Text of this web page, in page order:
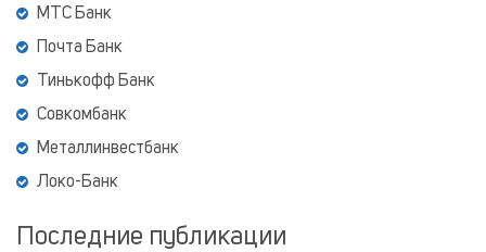
МТС Банк
Почта Банк
Тинькофф Банк
Совкомбанк
Металлинвестбанк
Локо-Банк
Последние публикации